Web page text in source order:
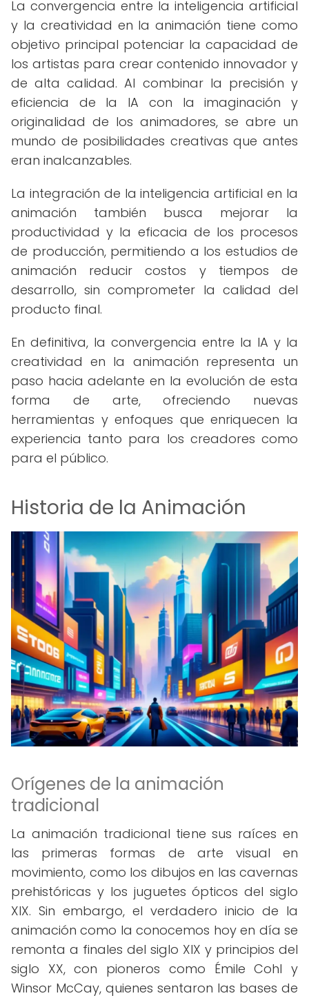
La convergencia entre la inteligencia artificial
y la creatividad en la animación tiene como
objetivo principal potenciar la capacidad de
los artistas para crear contenido innovador y
de alta calidad. Al combinar la precisión y
eficiencia de la IA con la imaginación y
originalidad de los animadores, se abre un
mundo de posibilidades creativas que antes
eran inalcanzables.
La integración de la inteligencia artificial en la
animación también busca mejorar la
productividad y la eficacia de los procesos
de producción, permitiendo a los estudios de
animación reducir costos y tiempos de
desarrollo, sin comprometer la calidad del
producto final.
En definitiva, la convergencia entre la IA y la
creatividad en la animación representa un
paso hacia adelante en la evolución de esta
forma de arte, ofreciendo nuevas
herramientas y enfoques que enriquecen la
experiencia tanto para los creadores como
para el público.
Historia de la Animación
Orígenes de la animación
tradicional
La animación tradicional tiene sus raíces en
las primeras formas de arte visual en
movimiento, como los dibujos en las cavernas
prehistóricas y los juguetes ópticos del siglo
XIX. Sin embargo, el verdadero inicio de la
animación como la conocemos hoy en día se
remonta a finales del siglo XIX y principios del
siglo XX, con pioneros como Émile Cohl y
Winsor McCay, quienes sentaron las bases de